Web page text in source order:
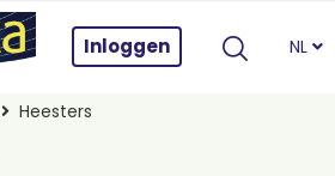
Inloggen NL
Heesters